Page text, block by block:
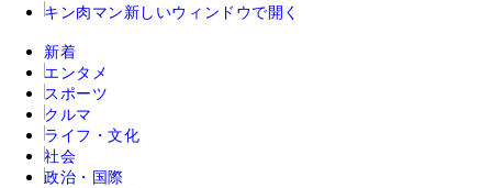
キン肉マン 新しいウィンドウで開く
新着
エンタメ
スポーツ
クルマ
ライフ・文化
社会
政治・国際